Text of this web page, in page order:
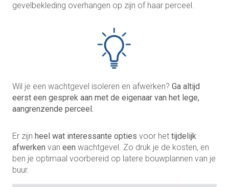
gevelbekleding overhangen op zijn of haar perceel.
Wil je een wachtgevel isoleren en afwerken? Ga altijd
eerst een gesprek aan met de eigenaar van het lege,
aangrenzende perceel.
Er zijn heel wat interessante opties voor het tijdelijk
afwerken van een wachtgevel. Zo druk je de kosten, en
ben je optimaal voorbereid op latere bouwplannen van je
buur.